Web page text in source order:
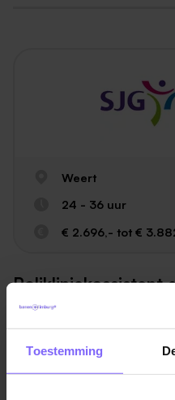
Toestemming
Weert
24 - 36 uur
€ 2.696,- tot €
Polikliniekassistent
& psychologie in
Ben jij een
polikliniekassistente en
goede begeleiding van